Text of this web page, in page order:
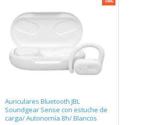
Auriculares Bluetooth JBL
Soundgear Sense con estuche de
carga/ Autonomía 8h/ Blancos